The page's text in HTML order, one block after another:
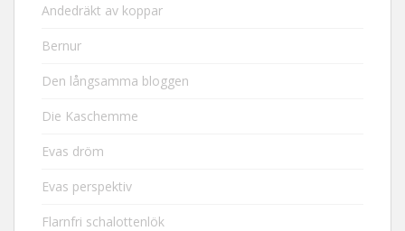
Andedräkt av koppar
Bernur
Den långsamma bloggen
Die Kaschemme
Evas dröm
Evas perspektiv
Flarnfri schalottenlök